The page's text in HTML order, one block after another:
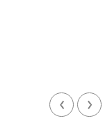
‹ ›